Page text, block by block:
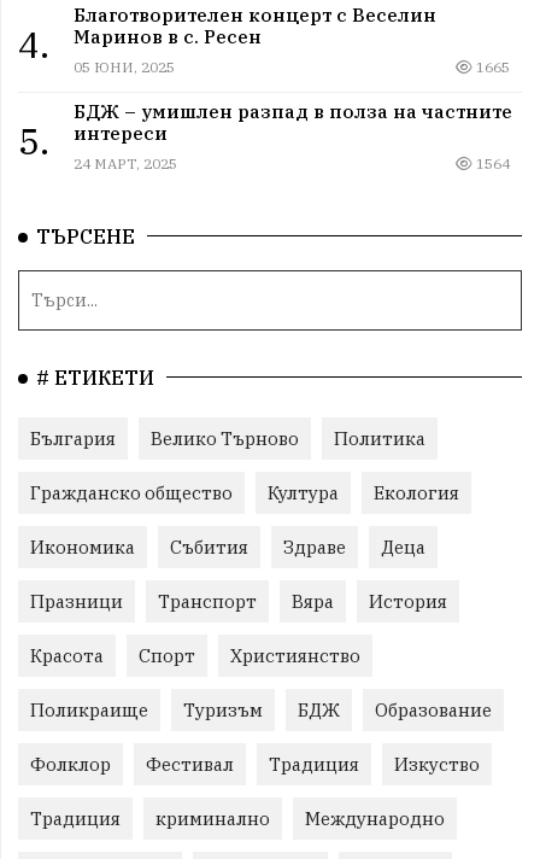
4.
Благотворителен концерт с Веселин
Маринов в с. Ресен
05 ЮНИ, 2025 1665
5.
БДЖ – умишлен разпад в полза на частните
интереси
24 МАРТ, 2025 1564
ТЪРСЕНЕ
# ЕТИКЕТИ
България Велико Търново Политика
Гражданско общество Култура Екология
Икономика Събития Здраве Деца
Празници Транспорт Вяра История
Красота Спорт Християнство
Поликраище Туризъм БДЖ Образование
Фолклор Фестивал Традиция Изкуство
Традиция криминално Международно